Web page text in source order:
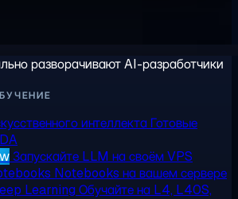
разворачивают AI-разработчики
интеллектаГотовые
Запускайте LLM на своём VPS
Notebooks на вашем сервере
Learning Обучайте на L4, L40S,